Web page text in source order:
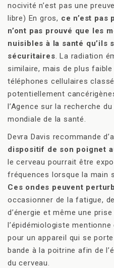
nocivité n’est pas une
libre) En gros, ce n’est
n’ont pas prouvé que les
nuisibles à la santé qu’ils
sécuritaires. La radiation
similaire, mais de plus
téléphones cellulaires
potentiellement
l’Agence sur la recherche
mondiale de la santé.
Devra Davis recommande
dispositif de son poignet
le cerveau pourrait être
fréquences lorsque la main
Ces ondes peuvent
occasionner de la fatigue,
d’énergie et même une
l’épidémiologiste mentionne
pour un appareil qui se
bande à la poitrine afin de
du cerveau.